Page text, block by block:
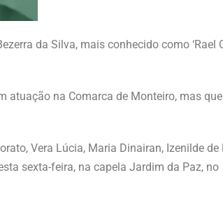
da Silva, mais conhecido como ‘Rael
atuação na Comarca de Monteiro, mas
Vera Lúcia, Maria Dinairan, Izenilde de
sexta-feira, na capela Jardim da Paz, no